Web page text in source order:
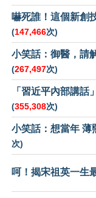
嚇死誰！這個新創
(147,466次)
小笑話：御醫，請
(267,497次)
「習近平內部講話
(355,308次)
小笑話：想當年 薄
次)
呵！揭宋祖英一生